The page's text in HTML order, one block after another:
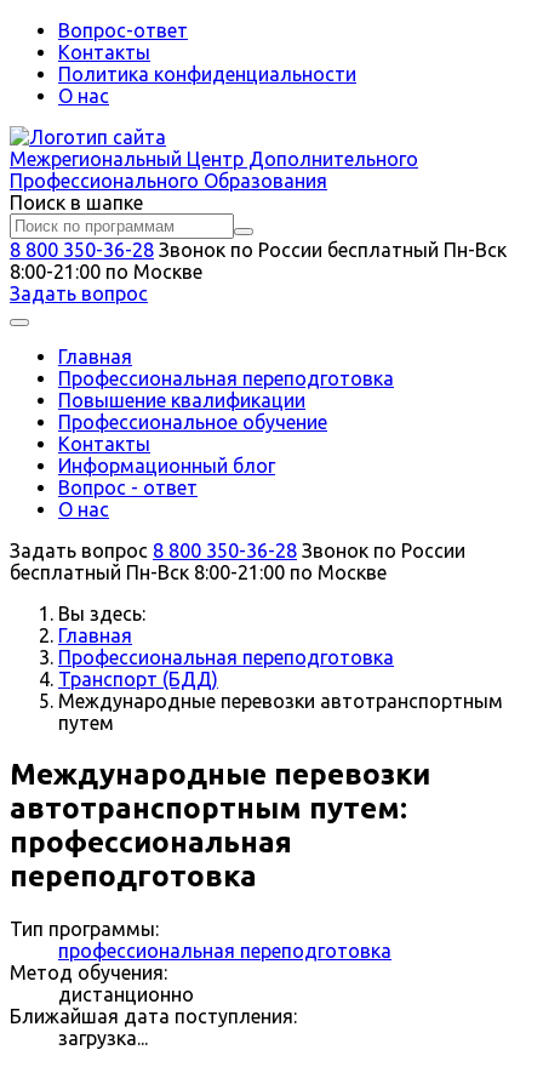
Вопрос-ответ
Контакты
Политика конфиденциальности
О нас
Межрегиональный Центр Дополнительного
Профессионального Образования
Поиск в шапке
8 800 350-36-28 Звонок по России бесплатный Пн-Вск
8:00-21:00 по Москве
Задать вопрос
Главная
Профессиональная переподготовка
Повышение квалификации
Профессиональное обучение
Контакты
Информационный блог
Вопрос - ответ
О нас
Задать вопрос 8 800 350-36-28 Звонок по России
бесплатный Пн-Вск 8:00-21:00 по Москве
Вы здесь:
Главная
Профессиональная переподготовка
Транспорт (БДД)
Международные перевозки автотранспортным
путем
Международные перевозки
автотранспортным путем:
профессиональная
переподготовка
Тип программы:
профессиональная переподготовка
Метод обучения:
дистанционно
Ближайшая дата поступления:
загрузка...